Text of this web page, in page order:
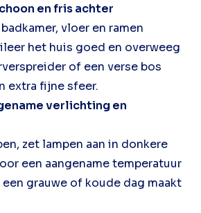
en fris achter
vloer en ramen
het huis goed en overweeg
of een verse bos
extra fijne sfeer.
verlichting en
zet lampen aan in donkere
een aangename temperatuur
grauwe of koude dag maakt